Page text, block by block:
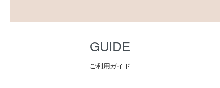
GUIDE
ご利用ガイド